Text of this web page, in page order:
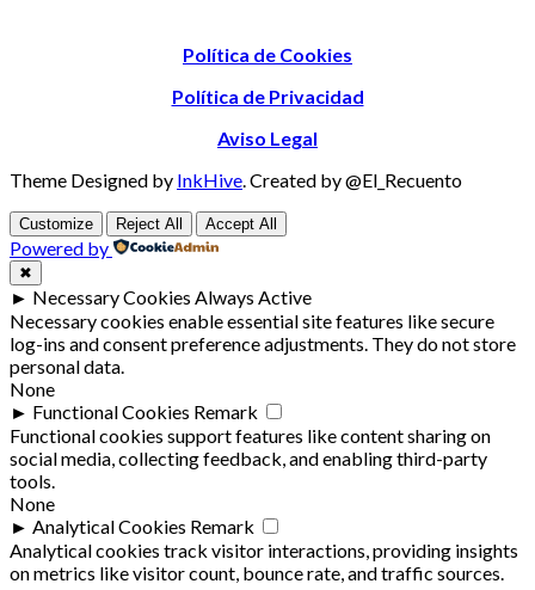
Política de Cookies
Política de Privacidad
Aviso Legal
Theme Designed by InkHive Created by @El_Recuento
Customize Reject All Accept All
Powered by
✖
► Necessary Cookies Always Active
Necessary cookies enable essential site features like secure
log-ins and consent preference adjustments. They do not store
personal data.
None
► Functional Cookies Remark
Functional cookies support features like content sharing on
social media, collecting feedback, and enabling third-party
tools.
None
► Analytical Cookies Remark
Analytical cookies track visitor interactions, providing insights
on metrics like visitor count, bounce rate, and traffic sources.